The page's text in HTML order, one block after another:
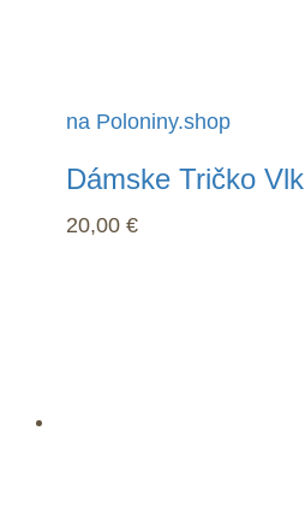
na Poloniny.shop
Dámske Tričko Vlk
20,00 €